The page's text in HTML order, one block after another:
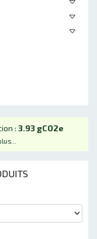
: 3.93 gCO2e